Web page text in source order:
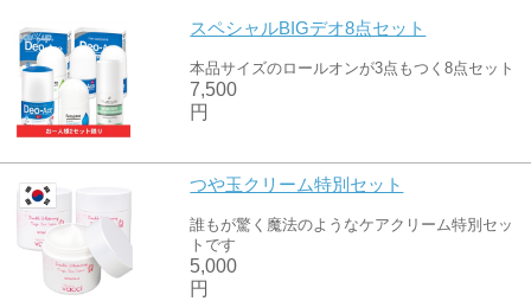
スペシャルBIGデオ8点セット
本品サイズのロールオンが3点もつく8点セット
7,500
円
つや玉クリーム特別セット
誰もが驚く魔法のようなケアクリーム特別セッ
トです
5,000
円